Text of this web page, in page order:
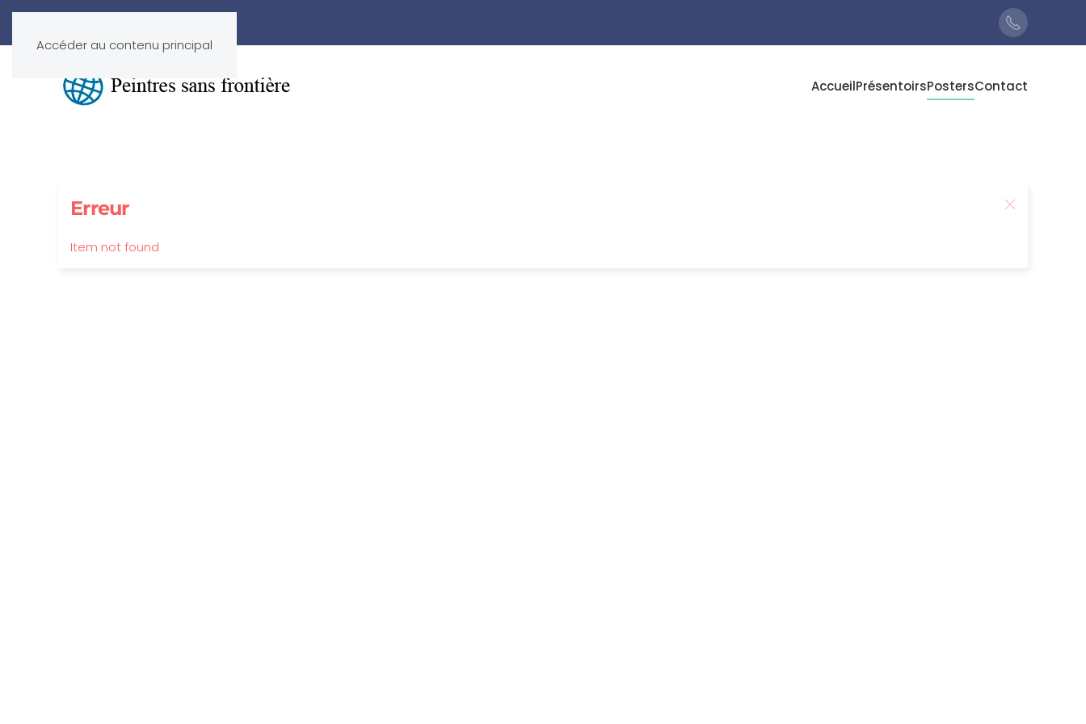
Accéder au contenu principal
AccueilPrésentoirsPostersContact
Erreur
Item not found